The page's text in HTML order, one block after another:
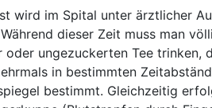
wird im Spital unter ärztlicher
dieser Zeit muss man
oder ungezuckerten Tee trinken,
in bestimmten
bestimmt. Gleichzeitig